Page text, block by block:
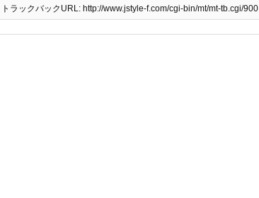
トラックバックURL: http://www.jstyle-f.com/cgi-bin/mt/mt-tb.cgi/900